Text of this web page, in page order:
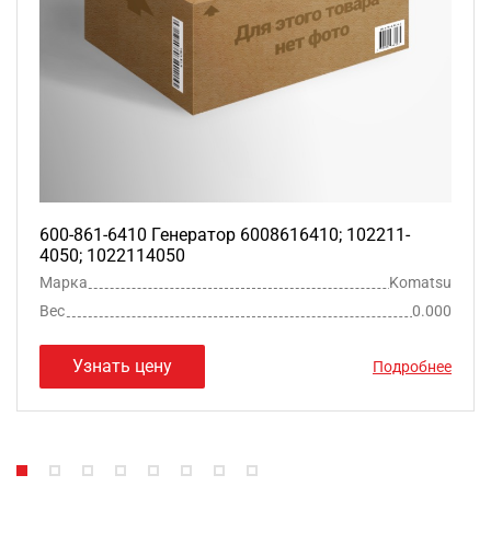
600-861-6410 Генератор 6008616410; 102211-
4050; 1022114050
Марка
Komatsu
Вес
0.000
Узнать цену Подробнее